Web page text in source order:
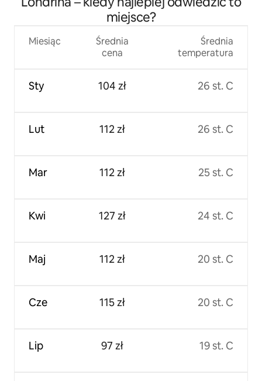
miejsce?
Miesiąc
Sty
Lut
Mar
Kwi
Maj
Cze
Lip
Średnia
cena
104 zł
112 zł
112 zł
127 zł
112 zł
115 zł
97 zł
Średnia
temperatura
26 st. C
26 st. C
25 st. C
24 st. C
20 st. C
20 st. C
19 st. C